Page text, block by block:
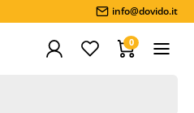
info@dovido.it
0